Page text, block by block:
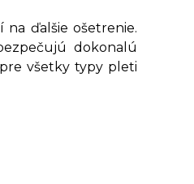
ďalšie ošetrenie.
dokonalú
všetky typy pleti